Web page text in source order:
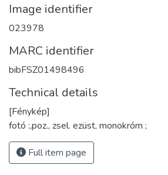
Image identifier
023978
MARC identifier
bibFSZ01498496
Technical details
[Fénykép]
fotó :,poz., zsel. ezüst, monokróm ;
Full item page